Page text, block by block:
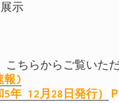
示
報)
年 12月28日発行）